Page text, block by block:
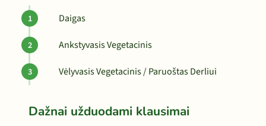
Daigas
Ankstyvasis Vegetacinis
Vėlyvasis Vegetacinis / Paruoštas Derliui
Dažnai užduodami klausimai